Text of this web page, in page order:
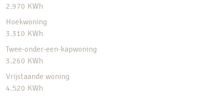
2.970 KWh
Hoekwoning
3.310 KWh
Twee-onder-een-kapwoning
3.260 KWh
Vrijstaande woning
4.520 KWh